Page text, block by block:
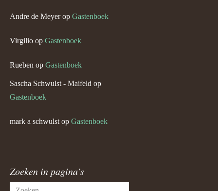
Andre de Meyerop Gastenboek
Virgilio op Gastenboek
Rueben op Gastenboek
Sascha Schwulst - Maifeld op
Gastenboek
mark a schwulst op Gastenboek
Zoeken in pagina’s
Zoeken